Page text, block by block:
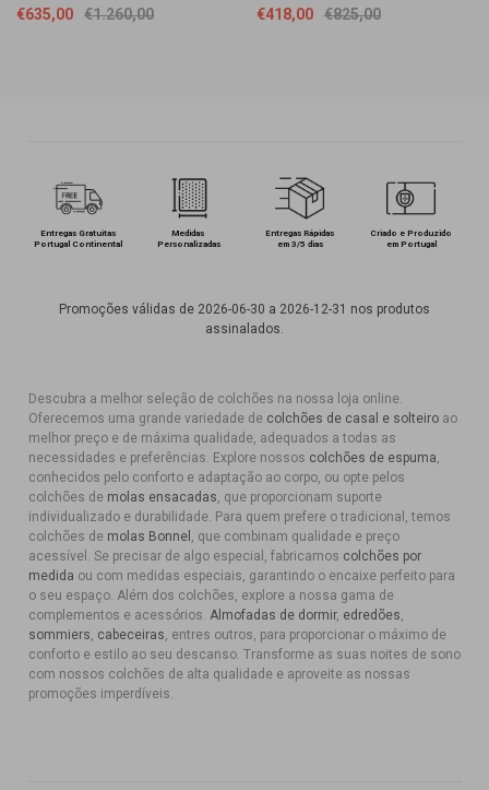
€635,00 €1.260,00 €418,00 €825,00
Entregas Gratuitas
Portugal Continental
Medidas
Personalizadas
Entregas Rápidas
em 3/5 dias
Criado e Produzido
em Portugal
Promoções válidas de 2026-06-30 a 2026-12-31 nos produtos
assinalados.
Descubra a melhor seleção de colchões na nossa loja online.
Oferecemos uma grande variedade de colchões de casal e solteiroao
melhor preço e de máxima qualidade, adequados a todas as
necessidades e preferências. Explore nossos colchões de espuma,
conhecidos pelo conforto e adaptação ao corpo, ou opte pelos
colchões de molas ensacadas, que proporcionam suporte
individualizado e durabilidade. Para quem prefere o tradicional, temos
colchões de molas Bonnel , que combinam qualidade e preço
acessível. Se precisar de algo especial, fabricamos colchões por
medida ou com medidas especiais, garantindo o encaixe perfeito para
o seu espaço. Além dos colchões, explore a nossa gama de
complementos e acessórios. Almofadas de dormir, edredões,
sommiers, cabeceiras, entres outros, para proporcionar o máximo de
conforto e estilo ao seu descanso. Transforme as suas noites de sono
com nossos colchões de alta qualidade e aproveite as nossas
promoções imperdíveis.